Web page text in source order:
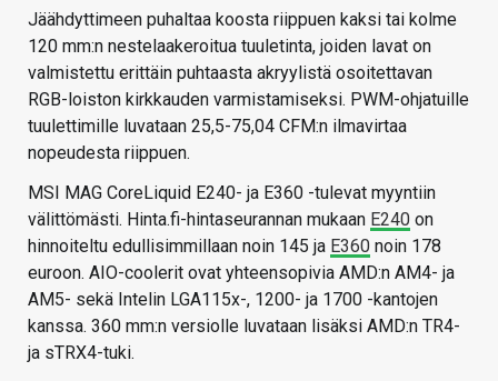
Jäähdyttimeen puhaltaa koosta riippuen kaksi tai kolme
120 mm:n nestelaakeroitua tuuletinta, joiden lavat on
valmistettu erittäin puhtaasta akryylistä osoitettavan
RGB-loiston kirkkauden varmistamiseksi. PWM-ohjatuille
tuulettimille luvataan 25,5-75,04 CFM:n ilmavirtaa
nopeudesta riippuen.
MSI MAG CoreLiquid E240- ja E360 -tulevat myyntiin
välittömästi. Hinta.fi-hintaseurannan mukaan E240 on
hinnoiteltu edullisimmillaan noin 145 ja E360 noin 178
euroon. AIO-coolerit ovat yhteensopivia AMD:n AM4- ja
AM5- sekä Intelin LGA115x-, 1200- ja 1700 -kantojen
kanssa. 360 mm:n versiolle luvataan lisäksi AMD:n TR4-
ja sTRX4-tuki.